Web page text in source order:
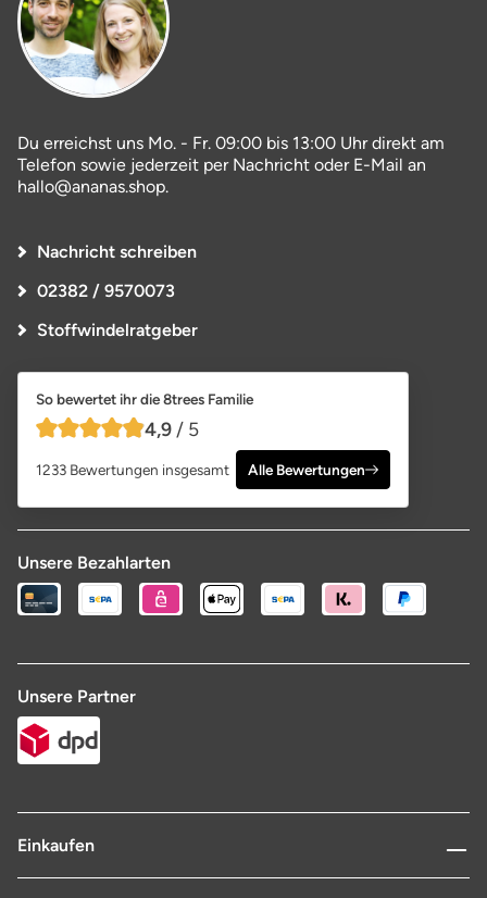
Du erreichst uns Mo. - Fr. 09:00 bis 13:00 Uhr direkt am
Telefon sowie jederzeit per Nachricht oder E-Mail an
hallo@ananas.shop.
Nachricht schreiben
02382 / 9570073
Stoffwindelratgeber
So bewertet ihr die 8trees Familie
4,9 von 5 Sternen
4,9 / 5
1233 Bewertungen insgesamt Alle Bewertungen
Unsere Bezahlarten
Unsere Partner
Einkaufen